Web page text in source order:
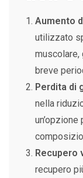
Aumento
utilizzato
muscolare,
breve
Perdita di
nella
Recupero
recupero